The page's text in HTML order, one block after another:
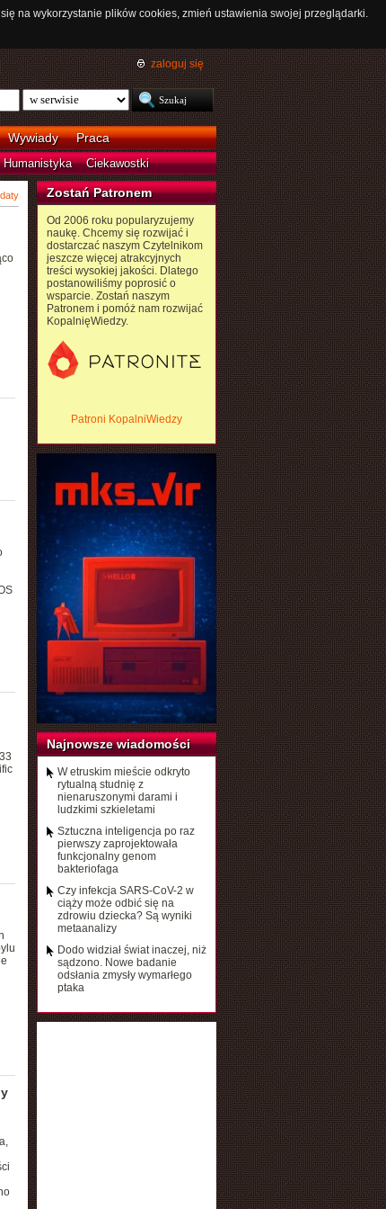
na wykorzystanie plików cookies, zmień ustawienia swojej przeglądarki.
zaloguj się
Wywiady Praca
Humanistyka Ciekawostki
daty Zostań Patronem
Od 2006 roku popularyzujemy
naukę. Chcemy się rozwijać i
dostarczać naszym Czytelnikom
jeszcze więcej atrakcyjnych
treści wysokiej jakości. Dlatego
postanowiliśmy poprosić o
wsparcie. Zostań naszym
Patronem i pomóż nam rozwijać
KopalnięWiedzy.
Patroni KopalniWiedzy
Najnowsze wiadomości
W etruskim mieście odkryto
rytualną studnię z
nienaruszonymi darami i
ludzkimi szkieletami
Sztuczna inteligencja po raz
pierwszy zaprojektowała
funkcjonalny genom
bakteriofaga
Czy infekcja SARS-CoV-2 w
ciąży może odbić się na
zdrowiu dziecka? Są wyniki
metaanalizy
Dodo widział świat inaczej, niż
sądzono. Nowe badanie
odsłania zmysły wymarłego
ptaka